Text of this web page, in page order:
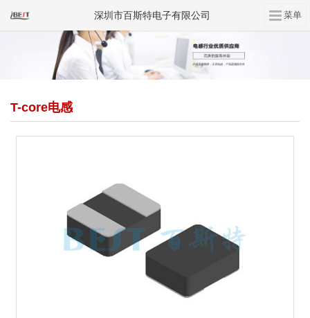
T-core电感
深圳市百斯特电子有限公司